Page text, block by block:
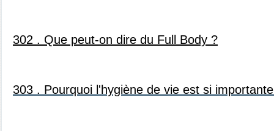
302 . Que peut-on dire du Full Body ?
303 . Pourquoi l'hygiène de vie est si